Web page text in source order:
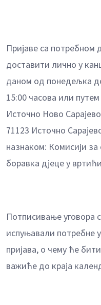
Пријаве са потребном
доставити лично у
даном од понедељка
15:00 часова или
Источно Ново
71123 Источно
назнаком: Комисији
боравка дјеце у
Потписивање уговора
испуњавали потребне
пријава, о чему ће
важиће до краја